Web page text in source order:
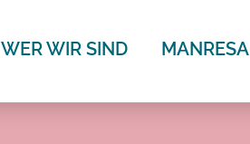
WER WIR SIND MANRESA